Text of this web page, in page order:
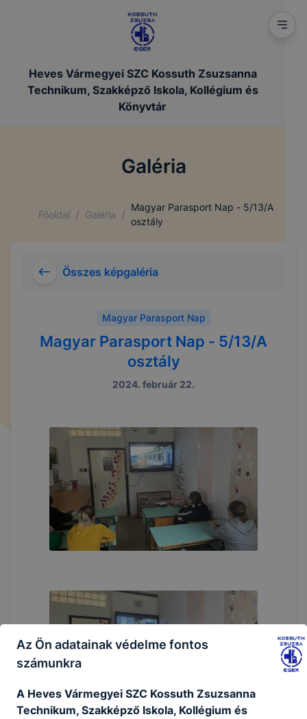
Heves Vármegyei SZC Kossuth Zsuzsanna
Technikum, Szakképző Iskola, Kollégium és
Könyvtár
Galéria
Főoldal / Galéria /
Magyar Parasport Nap - 5/13/A
osztály
Összes képgaléria
Magyar Parasport Nap
Magyar Parasport Nap - 5/13/A
osztály
2024. február 22.
Az Ön adatainak védelme fontos
számunkra
A Heves Vármegyei SZC Kossuth Zsuzsanna
Technikum, Szakképző Iskola, Kollégium és